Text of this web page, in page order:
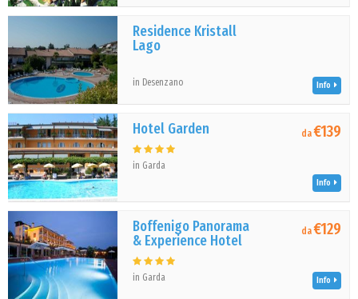
Residence Kristall
Lago
in Desenzano Info
Hotel Garden
in Garda
da€139
Info
Boffenigo Panorama
& Experience Hotel
in Garda
da€129
Info